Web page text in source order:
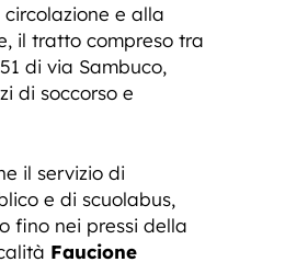
e alla
il tratto compreso tra
di via Sambuco,
di soccorso e
il servizio di
e di scuolabus,
fino nei pressi della
Faucione